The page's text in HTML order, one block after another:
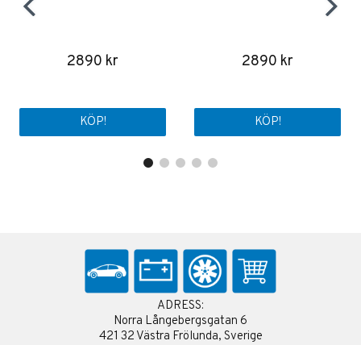
2890 kr
KÖP!
2890 kr
KÖP!
ADRESS:
Norra Långebergsgatan 6
421 32 Västra Frölunda, Sverige